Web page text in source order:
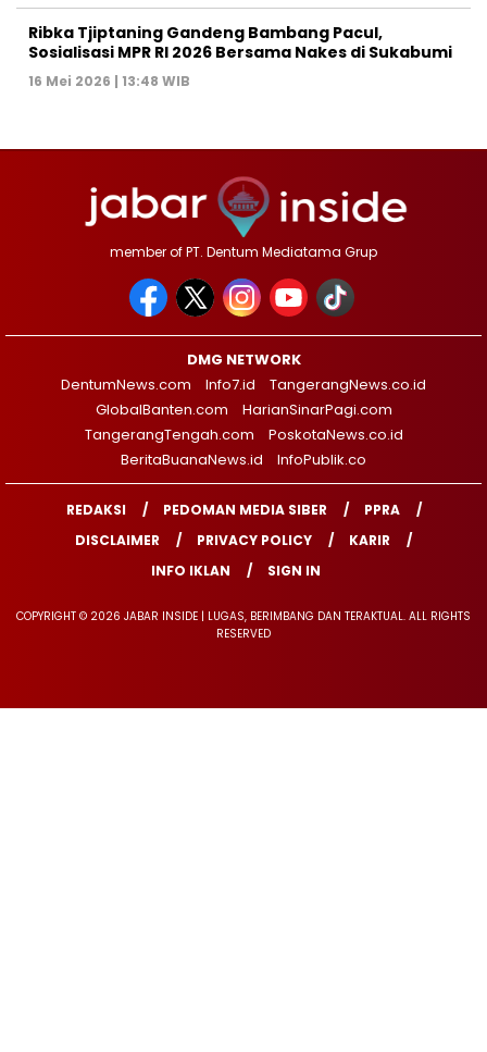
Ribka Tjiptaning Gandeng Bambang Pacul,
Sosialisasi MPR RI 2026 Bersama Nakes di Sukabumi
16 Mei 2026 | 13:48 WIB
member of PT. Dentum Mediatama Grup
DMG NETWORK
DentumNews.com
Info7.id
TangerangNews.co.id
GlobalBanten.com
HarianSinarPagi.com
TangerangTengah.com
PoskotaNews.co.id
BeritaBuanaNews.id
InfoPublik.co
REDAKSI PEDOMAN MEDIA SIBER
PPRA
DISCLAIMER
PRIVACY POLICY
KARIR
INFO IKLAN
SIGN IN
COPYRIGHT © 2026 JABAR INSIDE | LUGAS, BERIMBANG DAN TERAKTUAL. ALL RIGHTS
RESERVED